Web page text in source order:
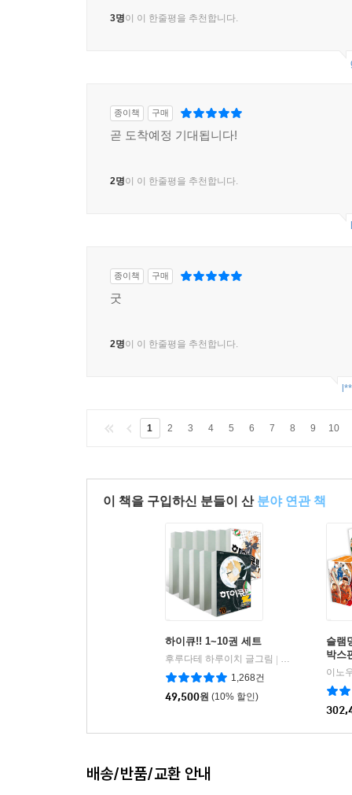
3명이 이 한줄평을 추천합니다.
종이책 구매
곧 도착예정 기대됩니다!
2명이 이 한줄평을 추천합니다.
종이책 구매
굿
2명이 이 한줄평을 추천합니다.
1 2 3 4 5 6 7 8 9 10
이 책을 구입하신 분들이 산 분야 연관 책
하이큐!! 1~10권 세트
후루다테 하루이치 글그림
대원
1,268건
49,500원 (10% 할인)
슬램
박스
이노
배송/반품/교환 안내